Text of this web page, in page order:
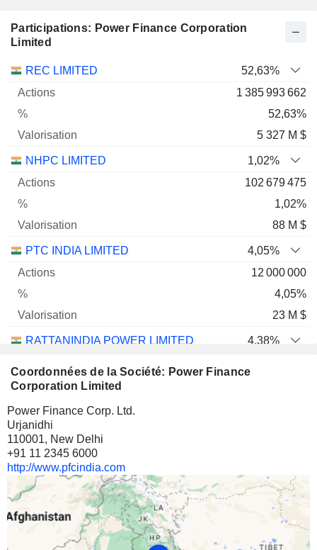
Participations: Power Finance Corporation
Limited
Nom Actions %
REC LIMITED
52,63%
1 385 993 662
52,63%
5 327 M $
NHPC LIMITED
1,02%
102 679 475
1,02%
88 M $
PTC INDIA LIMITED
4,05%
12 000 000
4,05%
23 M $
RATTANINDIA POWER LIMITED
4,38%
Coordonnées de la Société: Power Finance
Corporation Limited
Power Finance Corp. Ltd.
Urjanidhi
110001, New Delhi
+91 11 2345 6000
http://www.pfcindia.com